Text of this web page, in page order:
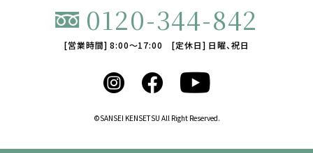
0120-344-842
[営業時間] 8:00～17:00 [定休日] 日曜、祝日
©SANSEI KENSETSU All Right Reserved.